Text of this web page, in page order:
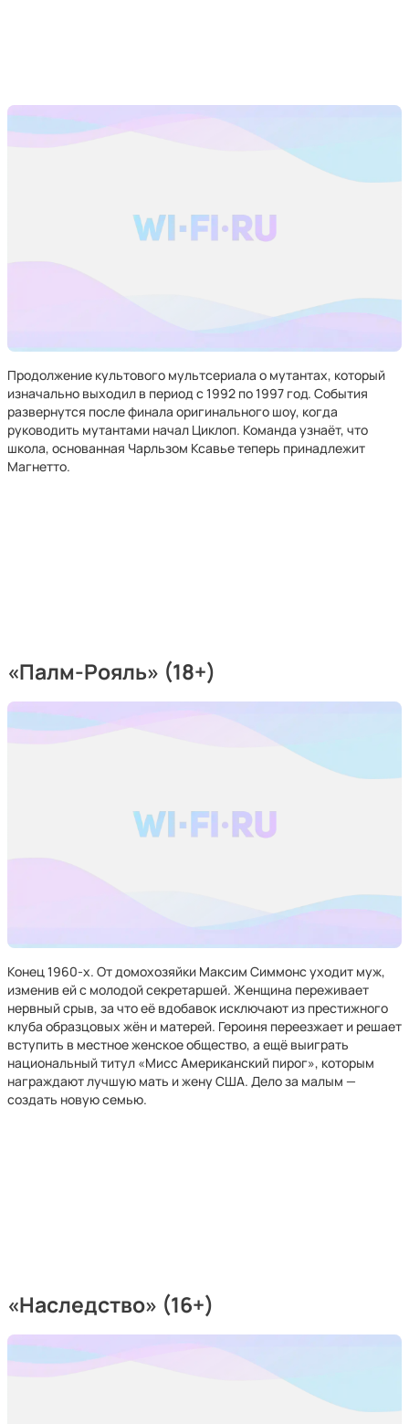
Продолжение культового мультсериала о мутантах, который
изначально выходил в период с 1992 по 1997 год. События
развернутся после финала оригинального шоу, когда
руководить мутантами начал Циклоп. Команда узнаёт, что
школа, основанная Чарльзом Ксавье теперь принадлежит
Магнетто.
«Палм-Рояль» (18+)
Конец 1960-х. От домохозяйки Максим Симмонс уходит муж,
изменив ей с молодой секретаршей. Женщина переживает
нервный срыв, за что её вдобавок исключают из престижного
клуба образцовых жён и матерей. Героиня переезжает и решает
вступить в местное женское общество, а ещё выиграть
национальный титул «Мисс Американский пирог», которым
награждают лучшую мать и жену США. Дело за малым —
создать новую семью.
«Наследство» (16+)